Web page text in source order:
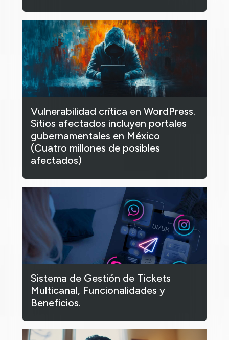
Vulnerabilidad crítica en WordPress.
Sitios afectados incluyen portales
gubernamentales en México
(Cuatro millones de posibles
afectados)
Sistema de Gestión de Tickets
Multicanal, Funcionalidades y
Beneficios.